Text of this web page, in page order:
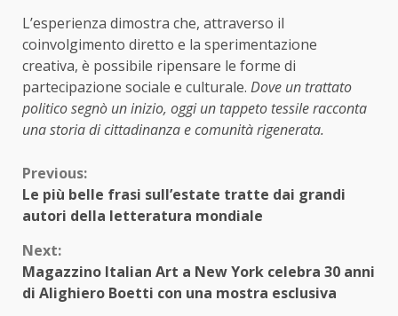
L’esperienza dimostra che, attraverso il
coinvolgimento diretto e la sperimentazione
creativa, è possibile ripensare le forme di
partecipazione sociale e culturale. Dove un trattato
politico segnò un inizio, oggi un tappeto tessile racconta
una storia di cittadinanza e comunità rigenerata.
Continue
Reading
Previous:
Le più belle frasi sull’estate tratte dai grandi
autori della letteratura mondiale
Next:
Magazzino Italian Art a New York celebra 30 anni
di Alighiero Boetti con una mostra esclusiva